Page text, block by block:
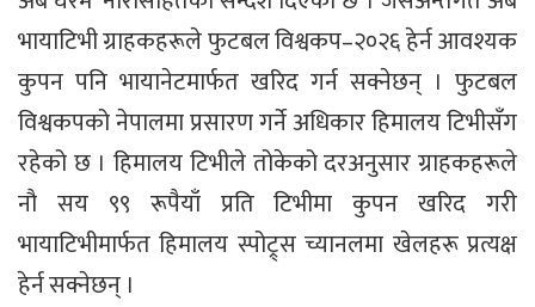
भायाटिभी ग्राहकहरूले फुटबल विश्वकप–२०२६ हेर्न आवश्यक
कुपन पनि भायानेटमार्फत खरिद गर्न सक्नेछन् । फुटबल
विश्वकपको नेपालमा प्रसारण गर्ने अधिकार हिमालय टिभीसँग
रहेको छ । हिमालय टिभीले तोकेको दरअनुसार ग्राहकहरूले
नौ सय ९९ रूपैयाँ प्रति टिभीमा कुपन खरिद गरी
भायाटिभीमार्फत हिमालय स्पोट्र्स च्यानलमा खेलहरू प्रत्यक्ष
हेर्न सक्नेछन् ।